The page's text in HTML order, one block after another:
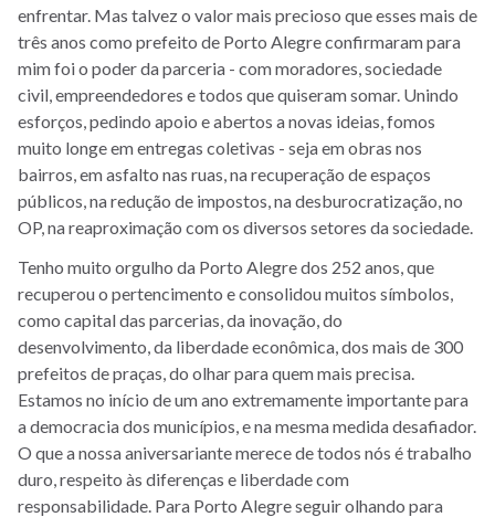
enfrentar. Mas talvez o valor mais precioso que esses mais de
três anos como prefeito de Porto Alegre confirmaram para
mim foi o poder da parceria - com moradores, sociedade
civil, empreendedores e todos que quiseram somar. Unindo
esforços, pedindo apoio e abertos a novas ideias, fomos
muito longe em entregas coletivas - seja em obras nos
bairros, em asfalto nas ruas, na recuperação de espaços
públicos, na redução de impostos, na desburocratização, no
OP, na reaproximação com os diversos setores da sociedade.
Tenho muito orgulho da Porto Alegre dos 252 anos, que
recuperou o pertencimento e consolidou muitos símbolos,
como capital das parcerias, da inovação, do
desenvolvimento, da liberdade econômica, dos mais de 300
prefeitos de praças, do olhar para quem mais precisa.
Estamos no início de um ano extremamente importante para
a democracia dos municípios, e na mesma medida desafiador.
O que a nossa aniversariante merece de todos nós é trabalho
duro, respeito às diferenças e liberdade com
responsabilidade. Para Porto Alegre seguir olhando para